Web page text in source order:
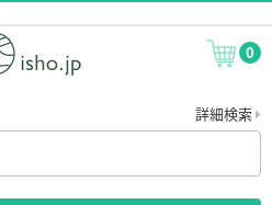
0
詳細検索